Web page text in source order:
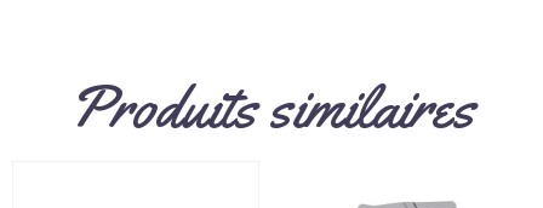
Produits similaires